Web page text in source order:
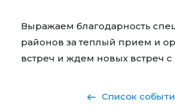
Выражаем благодарность
районов за теплый прием и
встреч и ждем новых встреч
Список